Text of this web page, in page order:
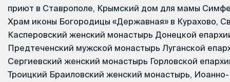
приют в Ставрополе, Крымский дом для мамы
Храм иконы Богородицы «Державная» в Курахово,
Касперовский женский монастырь Донецкой
Предтеченский мужской монастырь Луганской
Сергиевский женский монастырь Горловской
Троицкий Браиловский женский монастырь,